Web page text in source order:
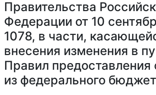
Правительства
Федерации от 10
1078, в части,
внесения изменения в
Правил предоставления
из федерального